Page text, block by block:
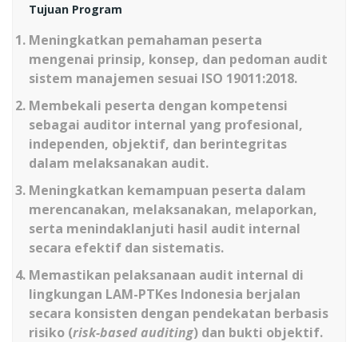
Tujuan Program
Meningkatkan pemahaman peserta
mengenai prinsip, konsep, dan pedoman audit
sistem manajemen sesuai ISO 19011:2018.
Membekali peserta dengan kompetensi
sebagai auditor internal yang profesional,
independen, objektif, dan berintegritas
dalam melaksanakan audit.
Meningkatkan kemampuan peserta dalam
merencanakan, melaksanakan, melaporkan,
serta menindaklanjuti hasil audit internal
secara efektif dan sistematis.
Memastikan pelaksanaan audit internal di
lingkungan LAM-PTKes Indonesia berjalan
secara konsisten dengan pendekatan berbasis
risiko (risk-based auditing) dan bukti objektif.